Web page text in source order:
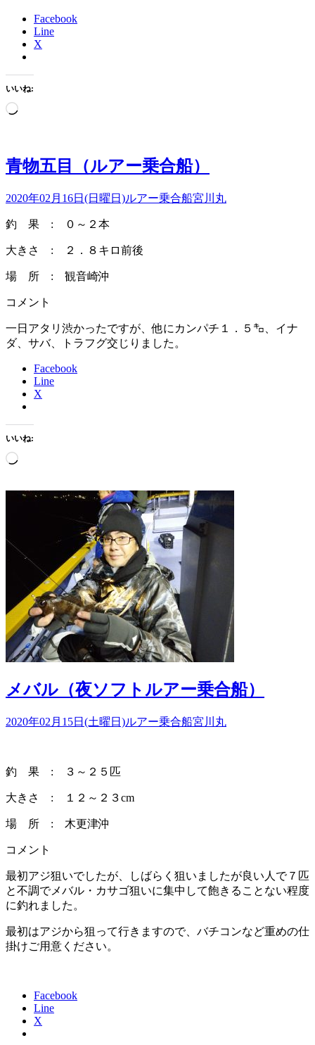
Facebook
Line
X
いいね:
読
中…
青物五目（ルアー乗合船）
2020年02月16日(日曜日)ルアー乗合船宮川丸
釣 果 : ０～２本
大きさ : ２．８キロ前後
場 所 : 観音崎沖
コメント
一日アタリ渋かったですが、他にカンパチ１．５㌔、イナ
ダ、サバ、トラフグ交じりました。
Facebook
Line
X
いいね:
読
メバル（夜ソフトルアー乗合船）
2020年02月15日(土曜日)ルアー乗合船宮川丸
釣 果 : ３～２５匹
大きさ : １２～２３cm
場 所 : 木更津沖
コメント
最初アジ狙いでしたが、しばらく狙いましたが良い人で７匹
と不調でメバル・カサゴ狙いに集中して飽きることない程度
に釣れました。
最初はアジから狙って行きますので、バチコンなど重めの仕
掛けご用意ください。
Facebook
Line
X